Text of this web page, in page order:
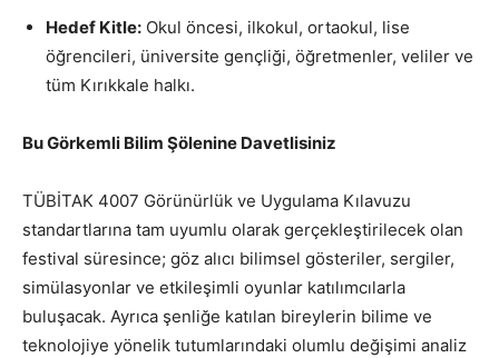
Hedef Kitle: Okul öncesi, ilkokul, ortaokul, lise
öğrencileri, üniversite gençliği, öğretmenler, veliler ve
tüm Kırıkkale halkı.
Bu Görkemli Bilim Şölenine Davetlisiniz
TÜBİTAK 4007 Görünürlük ve Uygulama Kılavuzu
standartlarına tam uyumlu olarak gerçekleştirilecek olan
festival süresince; göz alıcı bilimsel gösteriler, sergiler,
simülasyonlar ve etkileşimli oyunlar katılımcılarla
buluşacak. Ayrıca şenliğe katılan bireylerin bilime ve
teknolojiye yönelik tutumlarındaki olumlu değişimi analiz